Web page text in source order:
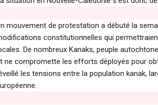
mouvement de protestation a débuté la
constitutionnelles qui
De nombreux Kanaks, peuple
ne compromette les efforts déployés pour
les tensions entre la population kanak,